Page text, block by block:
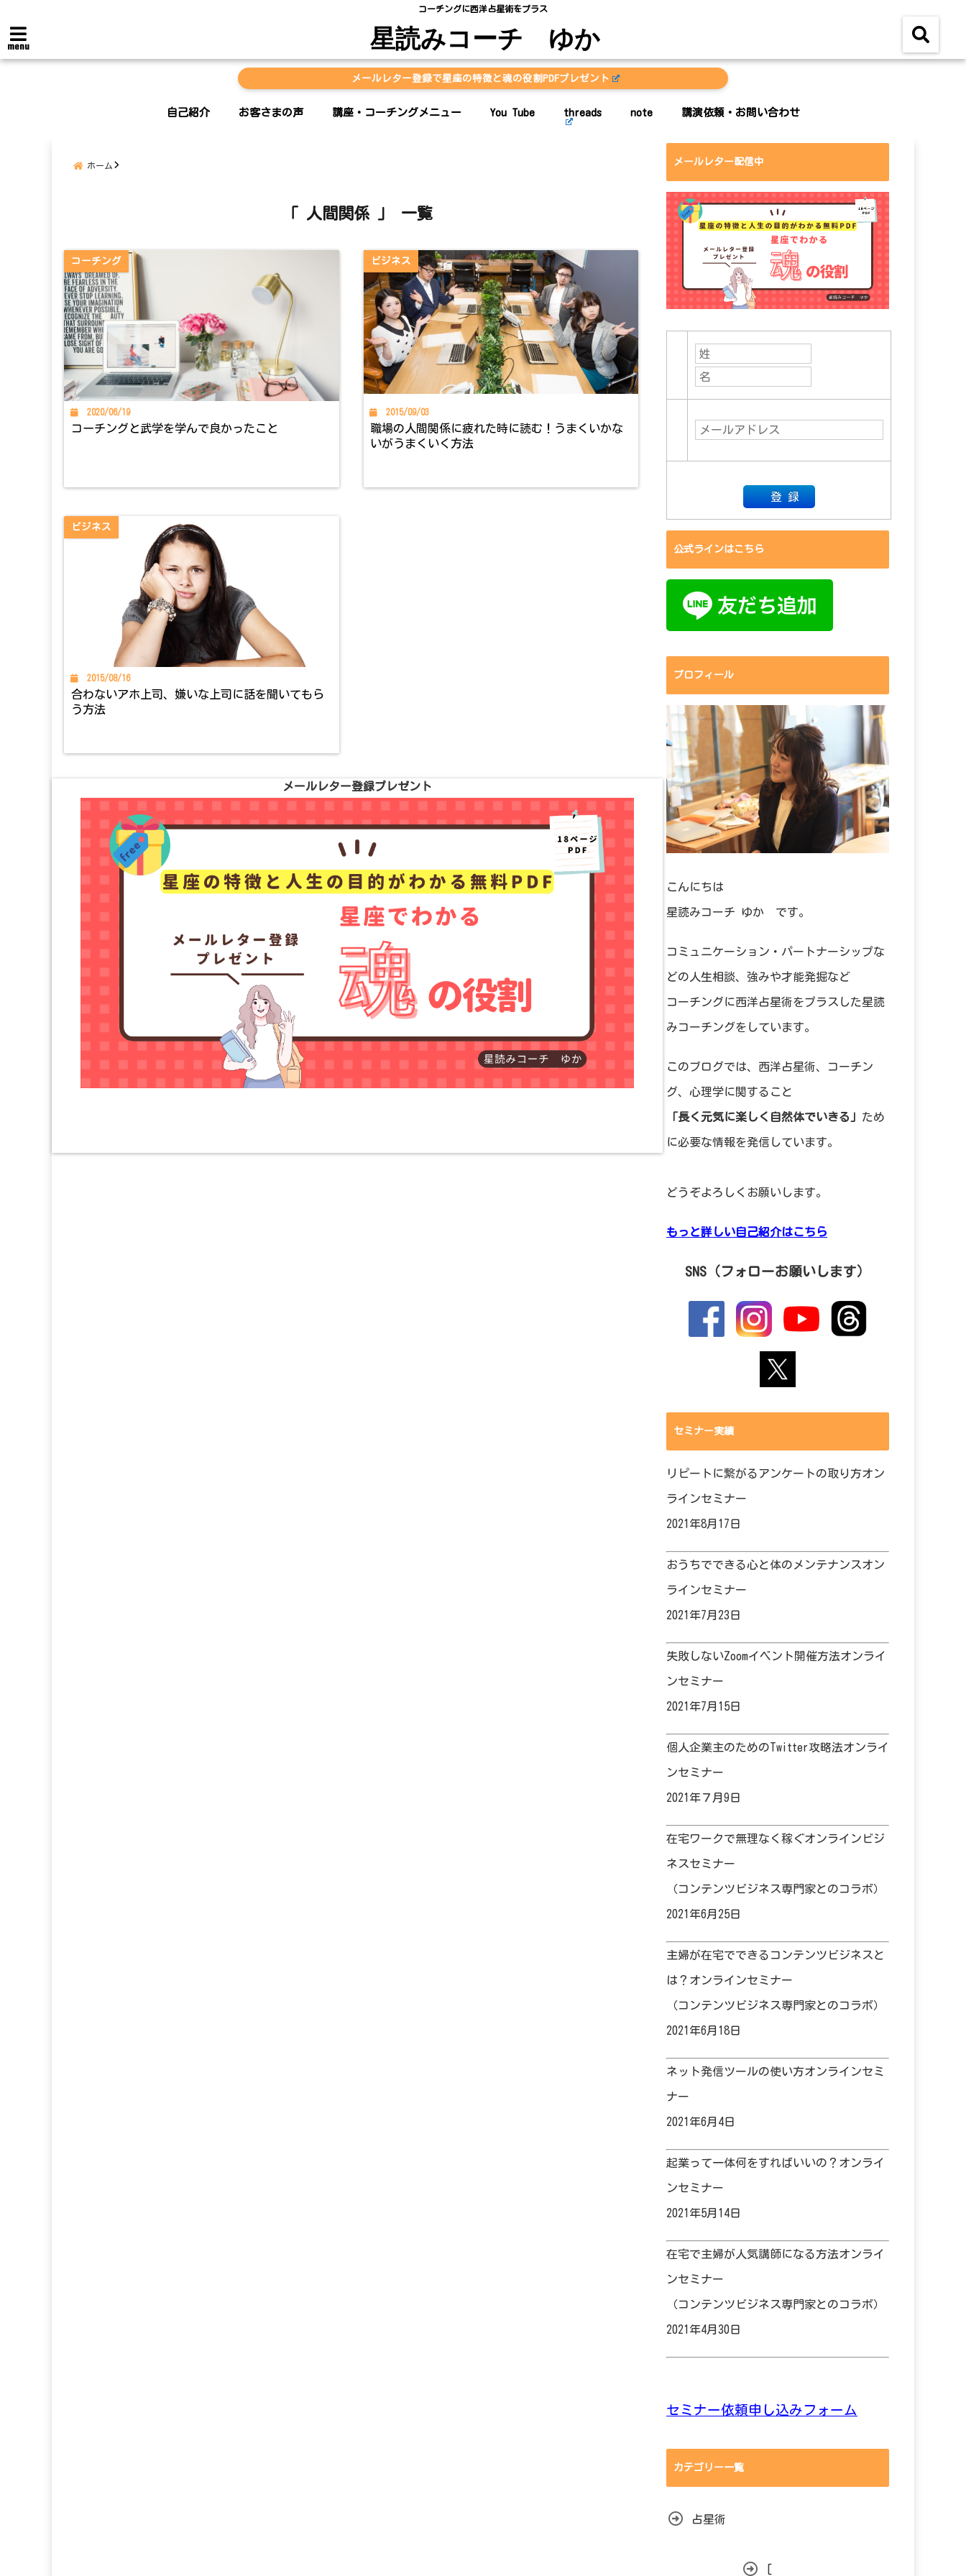
コーチングに西洋占星術をプラス
menu 星読みコーチ ゆか
メールレター登録で星座の特徴と魂の役割PDFプレゼント
自己紹介 お客さまの声 講座・コーチングメニュー You Tube threads note 講演依頼・お問い合わせ
ホーム
「 人間関係 」 一覧
コーチング
2020/06/19
コーチングと武学を学んで良かったこと
ビジネス
2015/09/03
職場の人間関係に疲れた時に読む！うまくいかな
いがうまくいく方法
ビジネス
2015/08/16
合わないアホ上司、嫌いな上司に話を聞いてもら
う方法
メールレター登録プレゼント
メールレター配信中
公式ラインはこちら
プロフィール
こんにちは
星読みコーチ ゆか です。
コミュニケーション・パートナーシップな
どの人生相談、強みや才能発掘など
コーチングに西洋占星術をプラスした星読
みコーチングをしています。
このブログでは、西洋占星術、コーチン
グ、心理学に関すること
「長く元気に楽しく自然体でいきる」 ため
に必要な情報を発信しています。
どうぞよろしくお願いします。
もっと詳しい自己紹介はこちら
SNS（フォローお願いします）
セミナー実績
リピートに繋がるアンケートの取り方オン
ラインセミナー
2021年8月17日
おうちでできる心と体のメンテナンスオン
ラインセミナー
2021年7月23日
失敗しないZoomイベント開催方法オンライ
ンセミナー
2021年7月15日
個人企業主のためのTwitter攻略法オンライ
ンセミナー
2021年７月9日
在宅ワークで無理なく稼ぐオンラインビジ
ネスセミナー
（コンテンツビジネス専門家とのコラボ）
2021年6月25日
主婦が在宅でできるコンテンツビジネスと
は？オンラインセミナー
（コンテンツビジネス専門家とのコラボ）
2021年6月18日
ネット発信ツールの使い方オンラインセミ
ナー
2021年6月4日
起業って一体何をすればいいの？オンライ
ンセミナー
2021年5月14日
在宅で主婦が人気講師になる方法オンライ
ンセミナー
（コンテンツビジネス専門家とのコラボ）
2021年4月30日
セミナー依頼申し込みフォーム
カテゴリー一覧
占星術